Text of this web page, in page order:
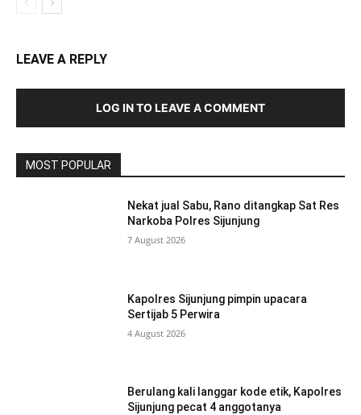
LEAVE A REPLY
LOG IN TO LEAVE A COMMENT
MOST POPULAR
Nekat jual Sabu, Rano ditangkap Sat Res
Narkoba Polres Sijunjung
7 August 2026
Kapolres Sijunjung pimpin upacara
Sertijab 5 Perwira
4 August 2026
Berulang kali langgar kode etik, Kapolres
Sijunjung pecat 4 anggotanya